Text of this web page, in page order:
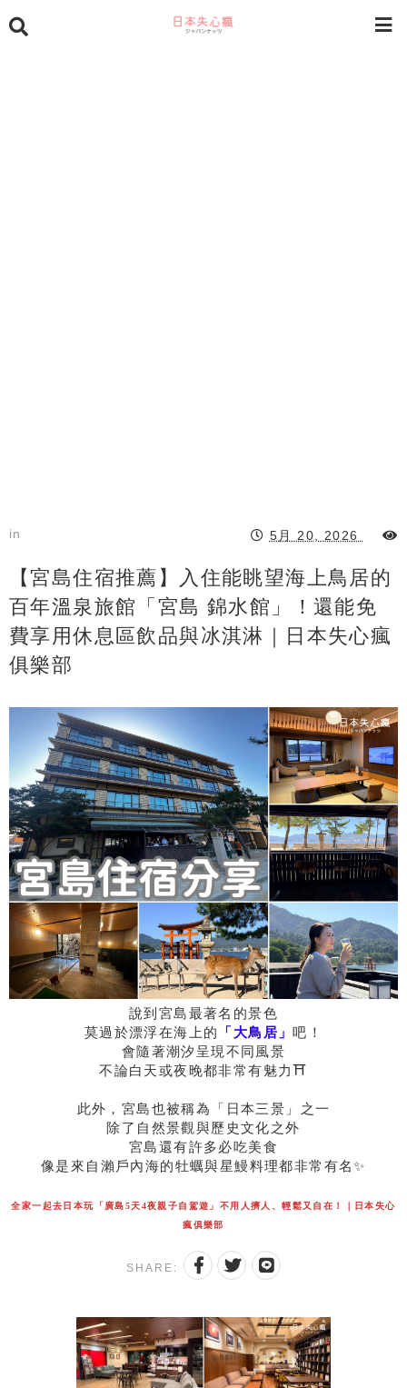
in 5月 20, 2026
【宮島住宿推薦】入住能眺望海上鳥居的
百年溫泉旅館「宮島 錦水館」！還能免
費享用休息區飲品與冰淇淋｜日本失心瘋
俱樂部
說到宮島最著名的景色
莫過於漂浮在海上的
「大鳥居」吧！
會隨著潮汐呈現不同風景
不論白天或夜晚都非常有魅力⛩
此外，宮島也被稱為「日本三景」之一
除了自然景觀與歷史文化之外
宮島還有許多必吃美食
像是來自瀨戶內海的牡蠣與星鰻料理都非常有名✨
全家一起去日本玩「廣島5天4夜親子自駕遊」不用人擠人、輕鬆又自在！｜日本失心
瘋俱樂部
SHARE: